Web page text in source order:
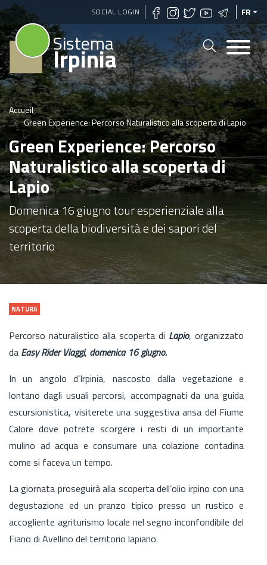
Aller
au
contenu
principal
SOCIAL LOGIN FR
Sistema
Irpinia
Accueil
Green Experience: Percorso Naturalistico alla scoperta di Lapio
Green Experience: Percorso
Naturalistico alla scoperta di
Lapio
Domenica 16 giugno tour esperienziale alla
scoperta della biodiversità e dei sapori del
territorio
NATURA
Percorso naturalistico alla scoperta di Lapio, organizzato
da Easy Rider Viaggi, domenica 16 giugno.
In un angolo d’Irpinia, nascosto dalla vegetazione e
lontano dagli usuali percorsi, accompagnati da una guida
escursionistica, visiterete una suggestiva ansa del Fiume
Calore dove potrete scorgere i resti di un importante
mulino ad acqua e consumare una colazione contadina
come si faceva un tempo.
La giornata proseguirà alla scoperta dell’olio irpino con una
degustazione ed un pranzo tipico presso un rustico e
accogliente agriturismo locale nel segno inconfondibile del
Fiano di Avellino del territorio lapiano.